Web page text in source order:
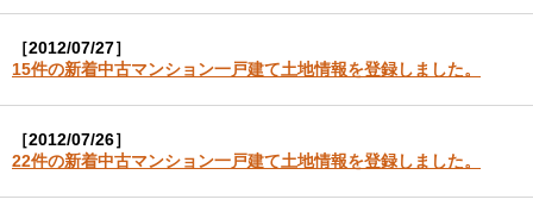
［2012/07/27］
15件の新着中古マンション一戸建て土地情報を登録しました。
［2012/07/26］
22件の新着中古マンション一戸建て土地情報を登録しました。